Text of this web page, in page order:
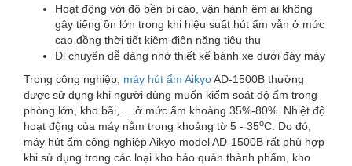
Hoạt động với độ bền bỉ cao, vận hành êm ái không
gây tiếng ồn lớn trong khi hiệu suất hút ẩm vẫn ở mức
cao đồng thời tiết kiệm điện năng tiêu thụ
Di chuyển dễ dàng nhờ thiết kế bánh xe dưới đáy máy
Trong công nghiệp, máy hút ẩm AikyoAD-1500B thường
được sử dụng khi người dùng muốn kiểm soát độ ẩm trong
phòng lớn, kho bãi, ... ở mức ẩm khoảng 35%-80%. Nhiệt độ
hoạt động của máy nằm trong khoảng từ 5 - 35oC. Do đó,
máy hút ẩm công nghiệp Aikyo model AD-1500B rất phù hợp
khi sử dụng trong các loại kho bảo quản thành phẩm, kho